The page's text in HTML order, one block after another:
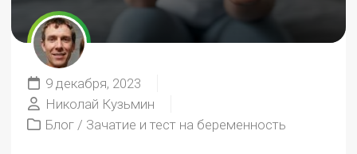
9 декабря, 2023
Николай Кузьмин
Блог / Зачатие и тест на беременность